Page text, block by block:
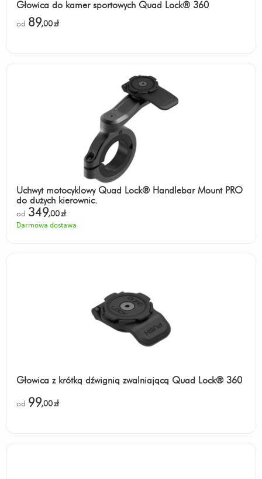
Głowica do kamer sportowych Quad Lock® 360
od 89,00zł
Uchwyt motocyklowy Quad Lock® Handlebar Mount PRO
do dużych kierownic.
od 349,00zł
Darmowa dostawa
Głowica z krótką dźwignią zwalniającą Quad Lock® 360
od 99,00zł